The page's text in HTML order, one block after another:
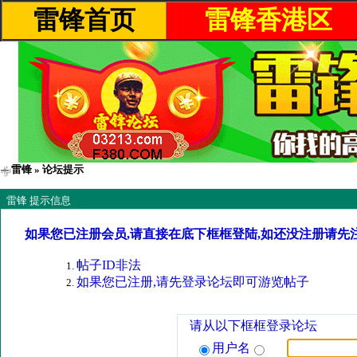
雷锋首页 雷锋香港区
雷锋 » 论坛提示
雷锋 提示信息
如果您已注册会员,请直接在底下框框登陆,如还没注册请先
帖子ID非法
如果您已注册,请先登录论坛即可游览帖子
请从以下框框登录论坛
用户名